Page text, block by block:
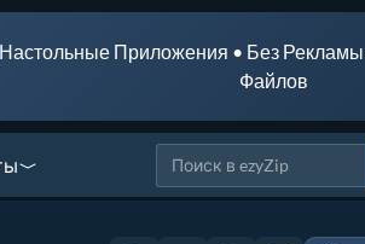
Настольные Приложения • Без
Файлов